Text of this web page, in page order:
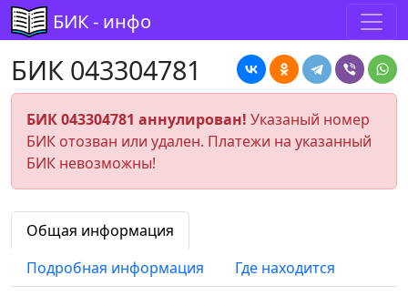
БИК - инфо
БИК 043304781
БИК 043304781 аннулирован! Указаный номер
БИК отозван или удален. Платежи на указанный
БИК невозможны!
Общая информация
Подробная информация
Где находится